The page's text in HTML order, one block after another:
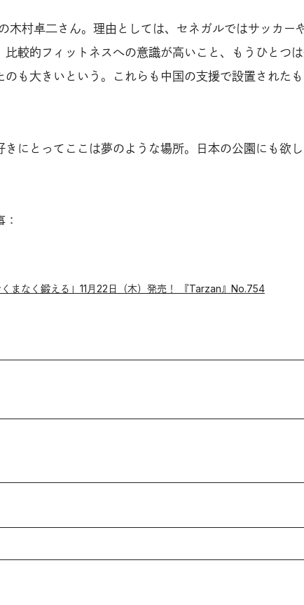
木村卓二さん。理由としては、セネガルではサッカー
比較的フィットネスへの意識が高いこと、もうひとつ
も大きいという。これらも中国の支援で設置された
きにとってここは夢のような場所。日本の公園にも欲
くまなく鍛える」11月22日（木）発売！ 『Tarzan』No.754